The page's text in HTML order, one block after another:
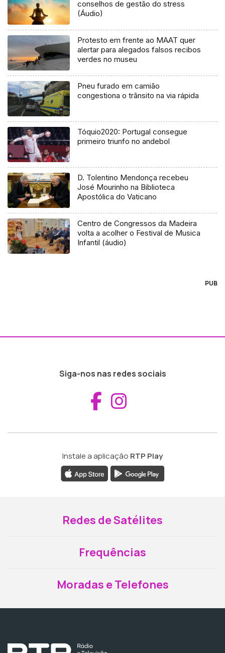
conselhos de gestão do stress
(Áudio)
Protesto em frente ao MAAT quer
alertar para alegados falsos recibos
verdes no museu
Pneu furado em camião
congestiona o trânsito na via rápida
Tóquio2020: Portugal consegue
primeiro triunfo no andebol
D. Tolentino Mendonça recebeu
José Mourinho na Biblioteca
Apostólica do Vaticano
Centro de Congressos da Madeira
volta a acolher o Festival de Musica
Infantil (áudio)
PUB
Siga-nos nas redes sociais
Aceder ao
Instale a aplicação RTP Play
Redes de Satélites
Frequências
Moradas e Telefones